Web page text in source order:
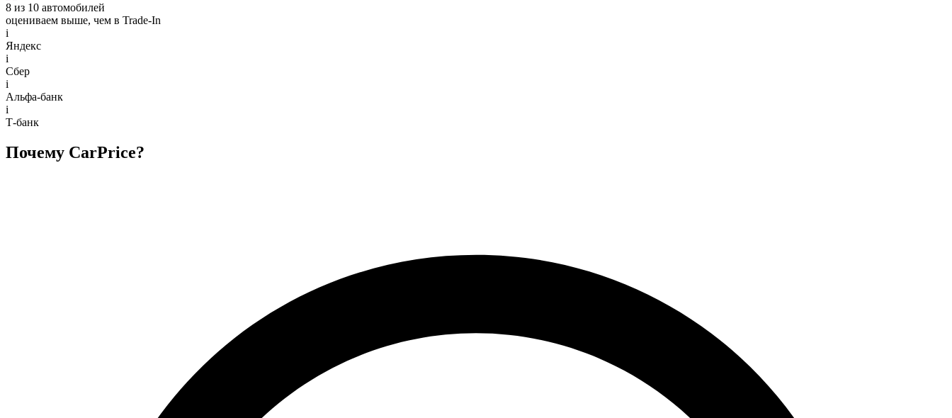
8 из 10 автомобилей
оцениваем выше, чем в Trade‑In
i
Яндекс
i
Сбер
i
Альфа-банк
i
Т-банк
Почему CarPrice?